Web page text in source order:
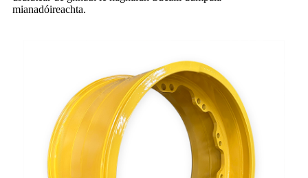
mianadóireachta.